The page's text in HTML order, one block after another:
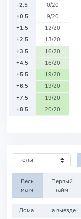
-2.5
0/20
+0.5
9/20
+1.5
12/20
+2.5
13/20
+3.5
16/20
+4.5
16/20
+5.5
19/20
+6.5
19/20
+7.5
19/20
+8.5
20/20
Весь
матч
Первый
тайм
Дома На выезде